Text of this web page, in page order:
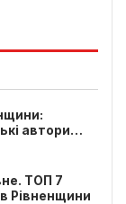
автори
ТОП 7
Рівненщини